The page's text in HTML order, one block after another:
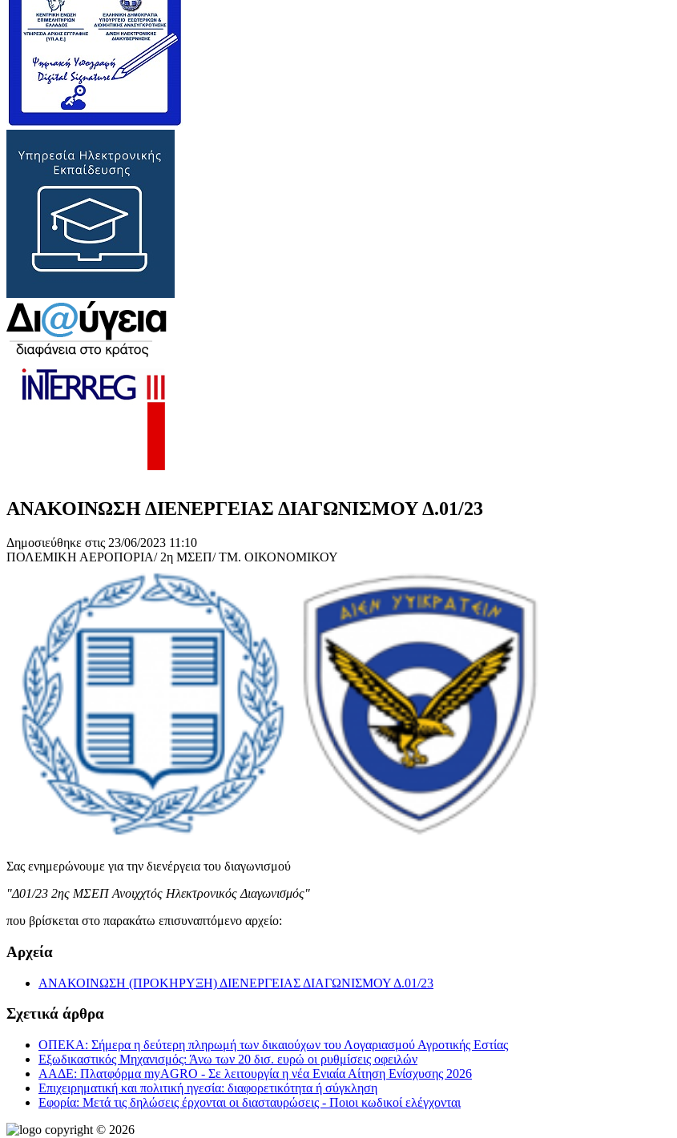
ΑΝΑΚΟΙΝΩΣΗ ΔΙΕΝΕΡΓΕΙΑΣ ΔΙΑΓΩΝΙΣΜΟΥ Δ.01/23
Δημοσιεύθηκε στις 23/06/2023 11:10
ΠΟΛΕΜΙΚΗ ΑΕΡΟΠΟΡΙΑ/ 2η ΜΣΕΠ/ ΤΜ. ΟΙΚΟΝΟΜΙΚΟΥ
Σας ενημερώνουμε για την διενέργεια του διαγωνισμού
"Δ01/23 2ης ΜΣΕΠ Ανοιχχτός Ηλεκτρονικός Διαγωνισμός"
που βρίσκεται στο παρακάτω επισυναπτόμενο αρχείο:
Αρχεία
ΑΝΑΚΟΙΝΩΣΗ (ΠΡΟΚΗΡΥΞΗ) ΔΙΕΝΕΡΓΕΙΑΣ ΔΙΑΓΩΝΙΣΜΟΥ Δ.01/23
Σχετικά άρθρα
ΟΠΕΚΑ: Σήμερα η δεύτερη πληρωμή των δικαιούχων του Λογαριασμού Αγροτικής Εστίας
Εξωδικαστικός Μηχανισμός: Άνω των 20 δισ. ευρώ οι ρυθμίσεις οφειλών
ΑΑΔΕ: Πλατφόρμα myAGRO - Σε λειτουργία η νέα Ενιαία Αίτηση Ενίσχυσης 2026
Επιχειρηματική και πολιτική ηγεσία: διαφορετικότητα ή σύγκληση
Εφορία: Μετά τις δηλώσεις έρχονται οι διασταυρώσεις - Ποιοι κωδικοί ελέγχονται
copyright © 2026